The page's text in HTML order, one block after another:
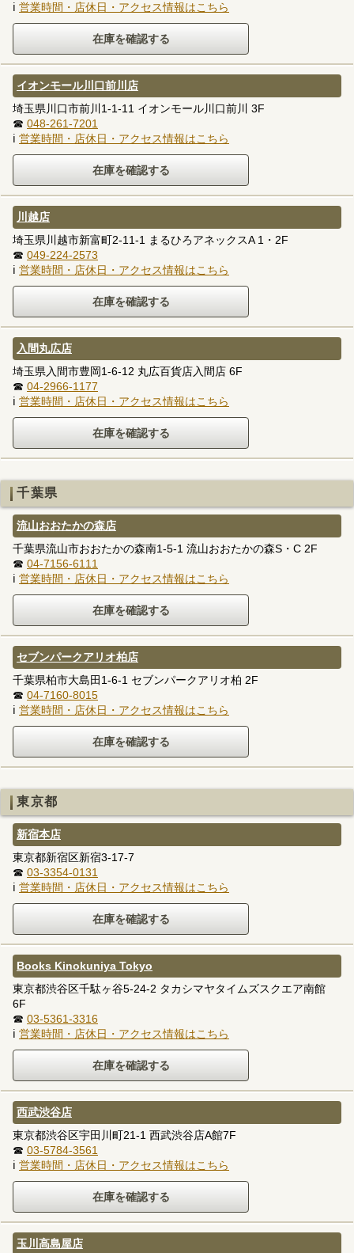
ℹ 営業時間・店休日・アクセス情報はこちら
イオンモール川口前川店
埼玉県川口市前川1-1-11 イオンモール川口前川 3F
☎ 048-261-7201
ℹ 営業時間・店休日・アクセス情報はこちら
川越店
埼玉県川越市新富町2-11-1 まるひろアネックスA 1・2F
☎ 049-224-2573
ℹ 営業時間・店休日・アクセス情報はこちら
入間丸広店
埼玉県入間市豊岡1-6-12 丸広百貨店入間店 6F
☎ 04-2966-1177
ℹ 営業時間・店休日・アクセス情報はこちら
千葉県
流山おおたかの森店
千葉県流山市おおたかの森南1-5-1 流山おおたかの森S・C 2F
☎ 04-7156-6111
ℹ 営業時間・店休日・アクセス情報はこちら
セブンパークアリオ柏店
千葉県柏市大島田1-6-1 セブンパークアリオ柏 2F
☎ 04-7160-8015
ℹ 営業時間・店休日・アクセス情報はこちら
東京都
新宿本店
東京都新宿区新宿3-17-7
☎ 03-3354-0131
ℹ 営業時間・店休日・アクセス情報はこちら
Books Kinokuniya Tokyo
東京都渋谷区千駄ヶ谷5-24-2 タカシマヤタイムズスクエア南館
6F
☎ 03-5361-3316
ℹ 営業時間・店休日・アクセス情報はこちら
西武渋谷店
東京都渋谷区宇田川町21-1 西武渋谷店A館7F
☎ 03-5784-3561
ℹ 営業時間・店休日・アクセス情報はこちら
玉川高島屋店